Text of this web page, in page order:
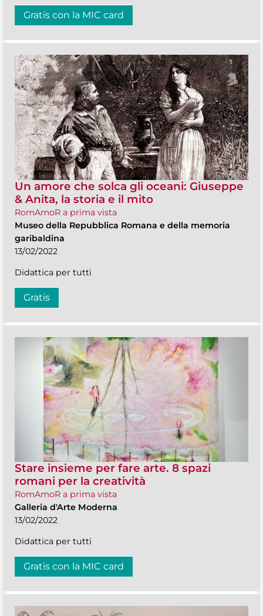
Gratis con la MIC card
Un amore che solca gli oceani: Giuseppe
& Anita, la storia e il mito
RomAmoR a prima vista
Museo della Repubblica Romana e della memoria
garibaldina
13/02/2022
Didattica per tutti
Gratis
Stare insieme per fare arte. 8 spazi
romani per la creatività
RomAmoR a prima vista
Galleria d'Arte Moderna
13/02/2022
Didattica per tutti
Gratis con la MIC card